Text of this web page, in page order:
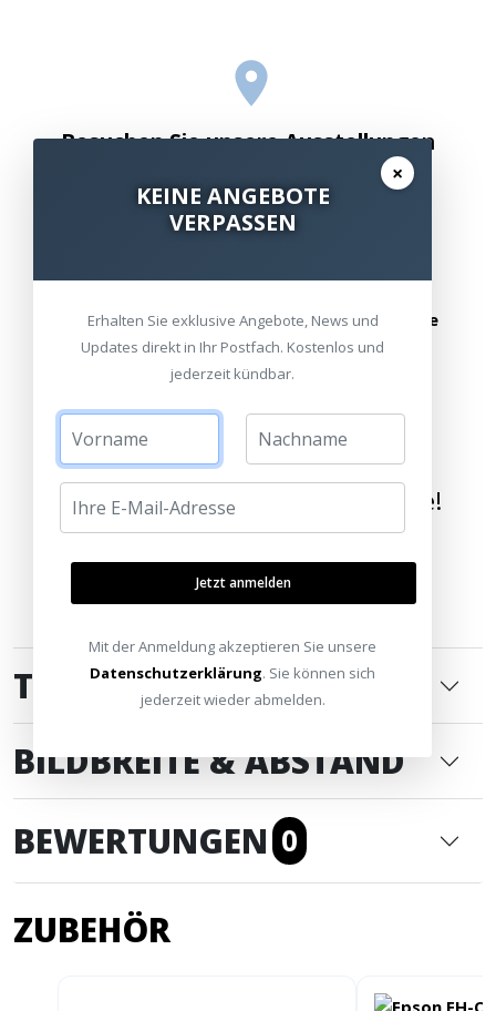
Besuchen Sie unsere Ausstellungen
Bitte besuchen Sie uns nur mit Termin.
oder schreiben Sie uns:info@heimkinoraum.de
Wir bringen die Welt nach Hause!
TECHNISCHE DATEN
BILDBREITE & ABSTAND
BEWERTUNGEN 0
ZUBEHÖR
×
KEINE ANGEBOTE
VERPASSEN
Erhalten Sie exklusive Angebote, News und
Updates direkt in Ihr Postfach. Kostenlos und
jederzeit kündbar.
Jetzt anmelden
Mit der Anmeldung akzeptieren Sie unsere
Datenschutzerklärung. Sie können sich
jederzeit wieder abmelden.